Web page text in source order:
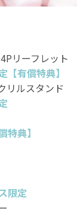
リーフレット
有償特典】
リルスタンド
特典】
限定